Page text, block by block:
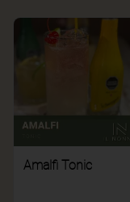
Amalfi Tonic